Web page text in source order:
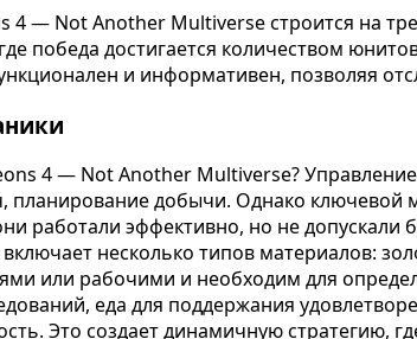
4 — Not Another Multiverse строится на
победа достигается количеством
и информативен, позволяя
4 — Not Another Multiverse?
планирование добычи. Однако ключевой
работали эффективно, но не допускали
включает несколько типов материалов:
или рабочими и необходим для
еда для поддержания
Это создает динамичную стратегию,